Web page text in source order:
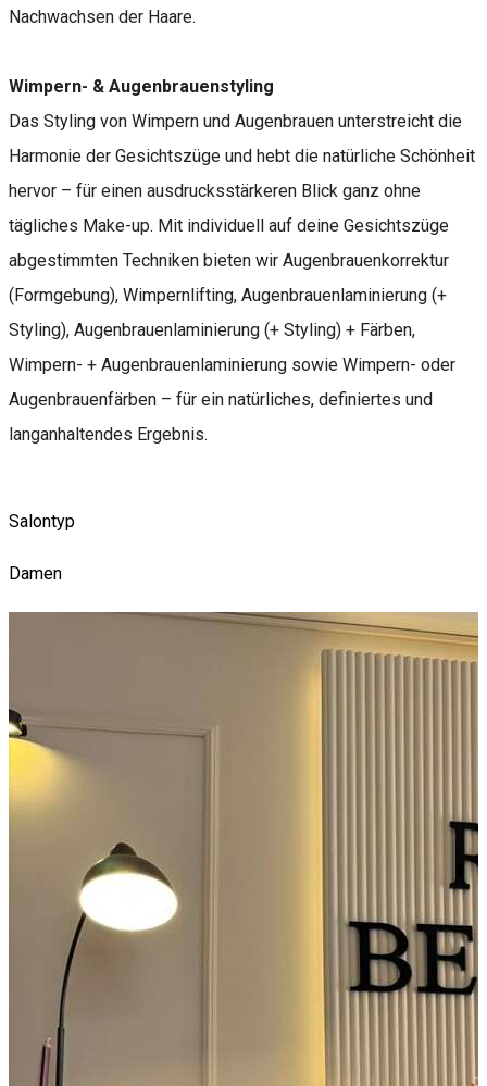
Nachwachsen der Haare.
Wimpern- & Augenbrauenstyling
Das Styling von Wimpern und Augenbrauen unterstreicht die
Harmonie der Gesichtszüge und hebt die natürliche Schönheit
hervor – für einen ausdrucksstärkeren Blick ganz ohne
tägliches Make-up. Mit individuell auf deine Gesichtszüge
abgestimmten Techniken bieten wir Augenbrauenkorrektur
(Formgebung), Wimpernlifting, Augenbrauenlaminierung (+
Styling), Augenbrauenlaminierung (+ Styling) + Färben,
Wimpern- + Augenbrauenlaminierung sowie Wimpern- oder
Augenbrauenfärben – für ein natürliches, definiertes und
langanhaltendes Ergebnis.
Salontyp
Damen